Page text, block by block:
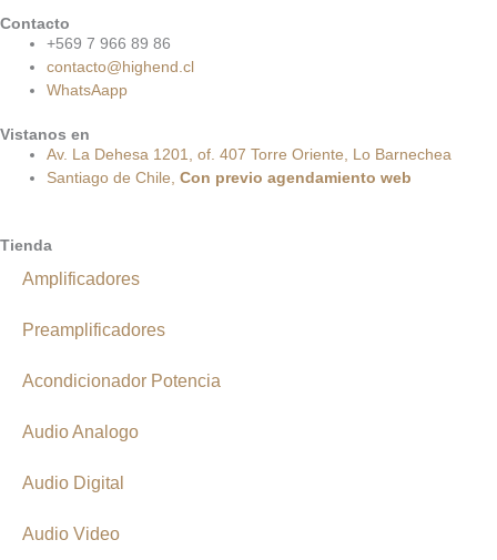
Contacto
+569 7 966 89 86
contacto@highend.cl
WhatsAapp
Vistanos en
Av. La Dehesa 1201, of. 407 Torre Oriente, Lo Barnechea
Santiago de Chile, Con previo agendamiento web
Tienda
Amplificadores
Preamplificadores
Acondicionador Potencia
Audio Analogo
Audio Digital
Audio Video